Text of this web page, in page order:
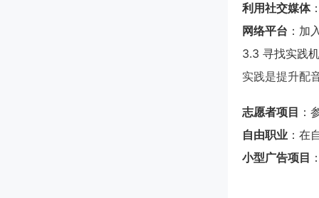
利用社交媒体
网络平台 ：加
3.3 寻找实践
实践是提升配
志愿者项目 ：
自由职业 ：在
小型广告项目